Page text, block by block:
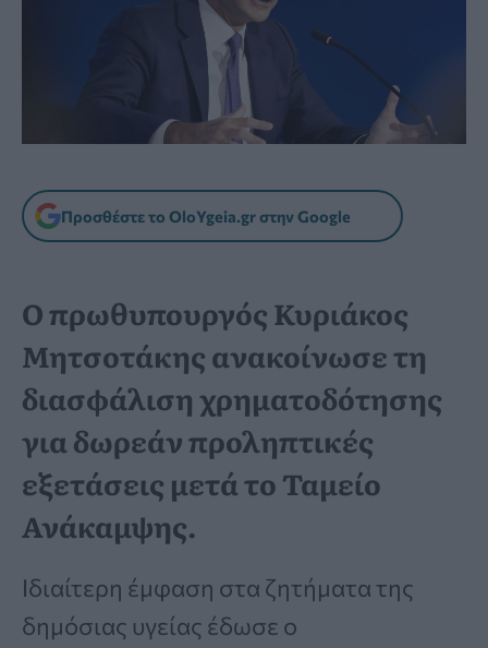
Προσθέστε το OloYgeia.gr στην Google
Ο πρωθυπουργός Κυριάκος
Μητσοτάκης ανακοίνωσε τη
διασφάλιση χρηματοδότησης
για δωρεάν προληπτικές
εξετάσεις μετά το Ταμείο
Ανάκαμψης.
Ιδιαίτερη έμφαση στα ζητήματα της
δημόσιας υγείας έδωσε ο